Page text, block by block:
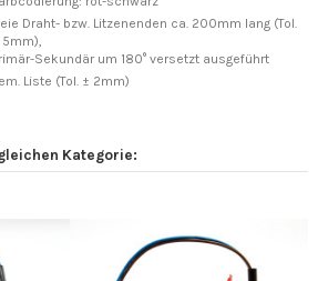
Draht- bzw. Litzenenden ca. 200mm lang (Tol.
5mm),
Sekundär um 180° versetzt ausgeführt
Liste (Tol. ± 2mm)
Kategorie: